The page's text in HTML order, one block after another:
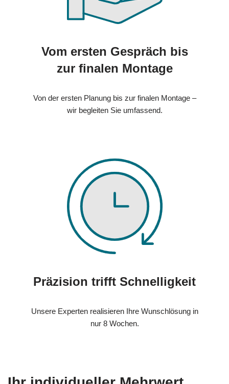
Vom ersten Gespräch bis
zur finalen Montage
Von der ersten Planung bis zur finalen Montage –
wir begleiten Sie umfassend.
Präzision trifft Schnelligkeit
Unsere Experten realisieren Ihre Wunschlösung in
nur 8 Wochen.